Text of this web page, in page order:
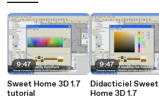
9:47
Sweet Home 3D 1.7
tutorial
9:47
Didacticiel Sweet
Home 3D 1.7